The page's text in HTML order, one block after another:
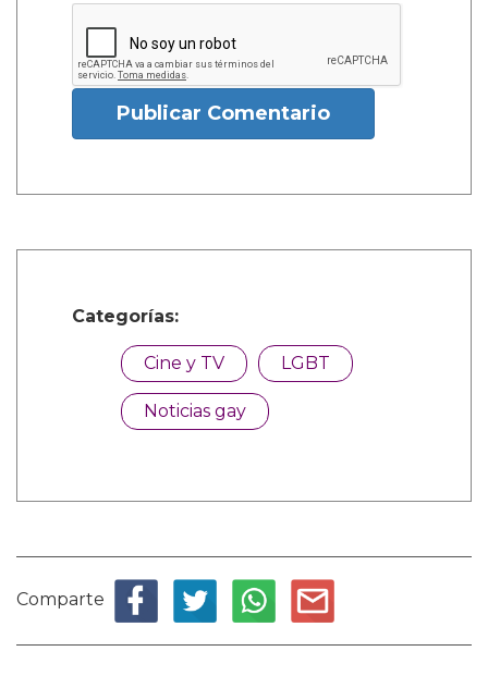
Publicar Comentario
Categorías:
Cine y TV LGBT
Noticias gay
Comparte